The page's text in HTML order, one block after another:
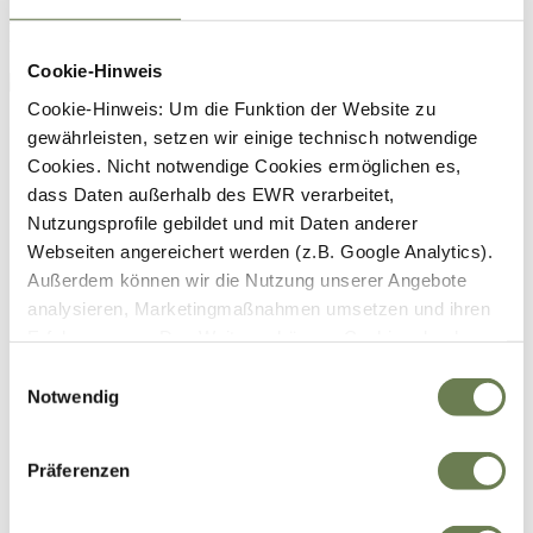
Cookie-Hinweis
Cookie-Hinweis: Um die Funktion der Website zu
gewährleisten, setzen wir einige technisch notwendige
Cookies. Nicht notwendige Cookies ermöglichen es,
dass Daten außerhalb des EWR verarbeitet,
Nutzungsprofile gebildet und mit Daten anderer
Webseiten angereichert werden (z.B. Google Analytics).
Außerdem können wir die Nutzung unserer Angebote
analysieren, Marketingmaßnahmen umsetzen und ihren
Für die genannten Verarbeitungszwecke können
Cookies, Geräte-Kennungen oder andere Infos auf Ihrem
Gerät gespeichert oder abgerufen werden. Indem Sie auf
„Zustimmen“ klicken, stimmen Sie diesen
Notwendig
Präferenzen
Fahrradweste